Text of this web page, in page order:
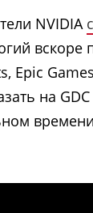
NVIDIA
вскоре
Epic
на